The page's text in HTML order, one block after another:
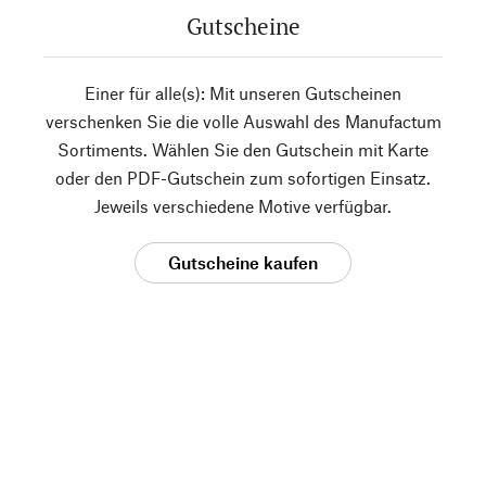
Gutscheine
Einer für alle(s): Mit unseren Gutscheinen
verschenken Sie die volle Auswahl des Manufactum
Sortiments. Wählen Sie den Gutschein mit Karte
oder den PDF-Gutschein zum sofortigen Einsatz.
Jeweils verschiedene Motive verfügbar.
Gutscheine kaufen